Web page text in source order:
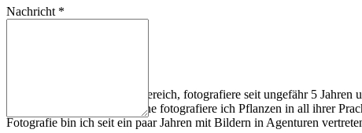
Nachricht *
Ich bin Redakteurin im IT-Bereich, fotografiere seit ungefähr 5
Bearbeitungstechniken. Gerne fotografiere ich Pflanzen in all ihrer
Fotografie bin ich seit ein paar Jahren mit Bildern in Agenturen